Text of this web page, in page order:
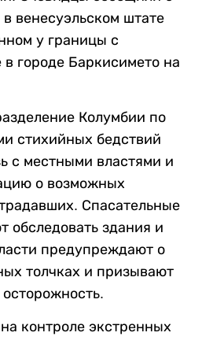
венесуэльском штате
у границы с
городе Баркисимето на
Колумбии по
стихийных бедствий
с местными властями и
о возможных
Спасательные
обследовать здания и
предупреждают о
толчках и призывают
контроле экстренных